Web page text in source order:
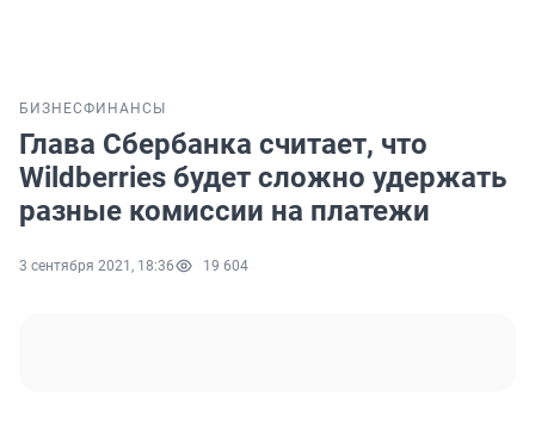
БИЗНЕСФИНАНСЫ
Глава Сбербанка считает, что
Wildberries будет сложно удержать
разные комиссии на платежи
3 сентября 2021, 18:36 19 604